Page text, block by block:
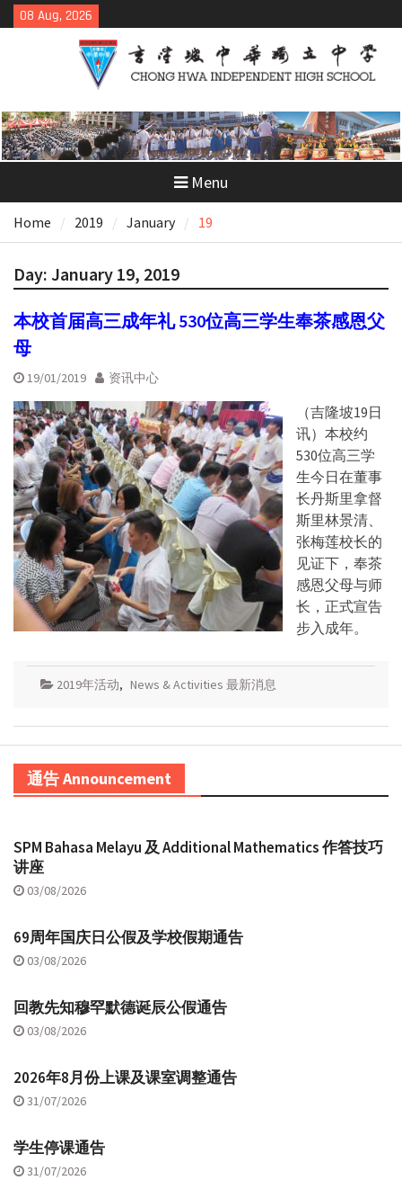
Skip
to
08 Aug, 2026
Menu
Home 2019 January 19
Day: January 19, 2019
本校首届高三成年礼 530位高三学生奉茶感恩父
母
19/01/2019 资讯中心
（吉隆坡19日
讯）本校约
530位高三学
生今日在董事
长丹斯里拿督
斯里林景清、
张梅莲校长的
见证下，奉茶
感恩父母与师
长，正式宣告
步入成年。
2019年活动, News & Activities 最新消息
通告 Announcement
SPM Bahasa Melayu 及 Additional Mathematics 作答技巧
讲座
03/08/2026
69周年国庆日公假及学校假期通告
03/08/2026
回教先知穆罕默德诞辰公假通告
03/08/2026
2026年8月份上课及课室调整通告
31/07/2026
学生停课通告
31/07/2026